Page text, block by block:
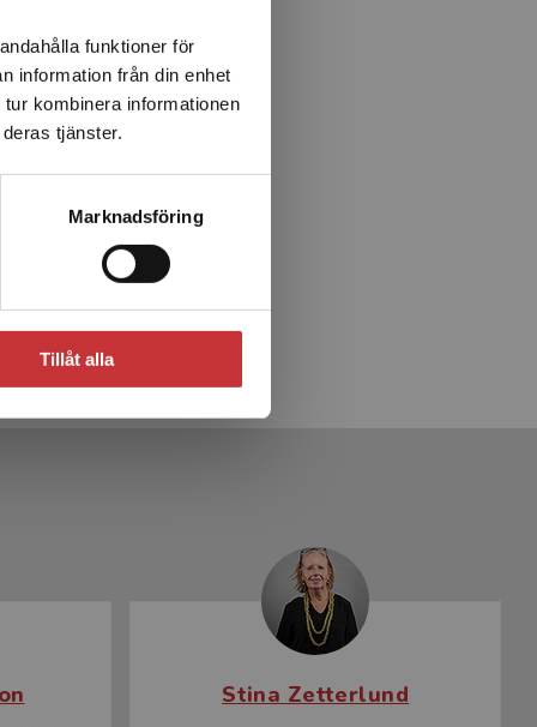
funktioner för
information från din enhet
kombinera informationen
tjänster.
Marknadsföring
Tillåt alla
Stina Zetterlund